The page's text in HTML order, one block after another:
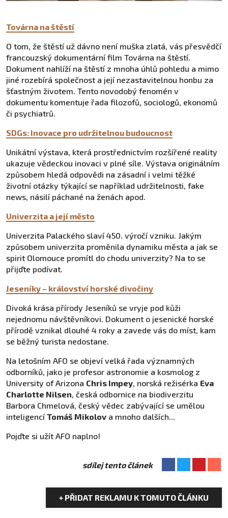
Továrna na štěstí
O tom, že štěstí už dávno není muška zlatá, vás přesvědčí
francouzský dokumentární film Továrna na štěstí.
Dokument nahlíží na štěstí z mnoha úhlů pohledu a mimo
jiné rozebírá společnost a její nezastavitelnou honbu za
šťastným životem. Tento novodobý fenomén v
dokumentu komentuje řada filozofů, sociologů, ekonomů
či psychiatrů.
SDGs: Inovace pro udržitelnou budoucnost
Unikátní výstava, která prostřednictvím rozšířené reality
ukazuje vědeckou inovaci v plné síle. Výstava originálním
způsobem hledá odpovědi na zásadní i velmi těžké
životní otázky týkající se například udržitelnosti, fake
news, násilí páchané na ženách apod.
Univerzita a její město
Univerzita Palackého slaví 450. výročí vzniku. Jakým
způsobem univerzita proměnila dynamiku města a jak se
spirit Olomouce promítl do chodu univerzity? Na to se
přijďte podívat.
Jeseníky – království horské divočiny
Divoká krása přírody Jeseníků se vryje pod kůži
nejednomu návštěvníkovi. Dokument o jesenické horské
přírodě vznikal dlouhé 4 roky a zavede vás do míst, kam
se běžný turista nedostane.
Na letošním AFO se objeví velká řada významných
odborníků, jako je profesor astronomie a kosmolog z
University of Arizona Chris Impey, norská režisérka Eva
Charlotte Nilsen, česká odbornice na biodiverzitu
Barbora Chmelová, český vědec zabývající se umělou
inteligencí Tomáš Mikolov a mnoho dalších...
Pojďte si užít AFO naplno!
sdílej tento článek
+ PŘIDAT REKLAMU K TOMUTO ČLÁNKU